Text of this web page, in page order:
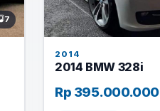
7
2014
2014 BMW 328i
Rp 395.000.000